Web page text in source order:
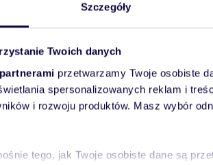
Szczegóły
Twoich danych
przetwarzamy Twoje osobiste
spersonalizowanych reklam i
i rozwoju produktów. Masz wybór
tego, jak Twoje osobiste dane są